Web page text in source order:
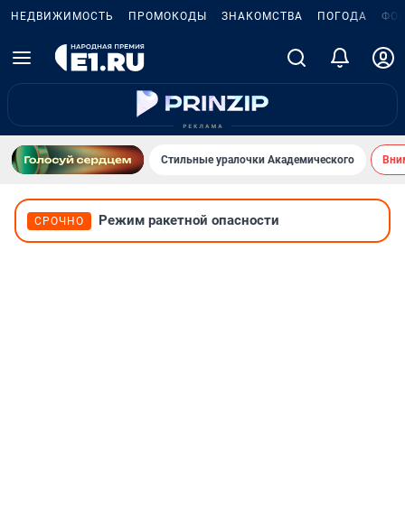
НЕДВИЖИМОСТЬ ПРОМОКОДЫ ЗНАКОМСТВА ПОГОДА
Стильные уралочки Академического
СРОЧНО Режим ракетной опасности